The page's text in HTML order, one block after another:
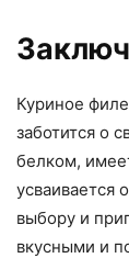
Куриное
заботится о
белком,
усваивается
выбору и
вкусными и